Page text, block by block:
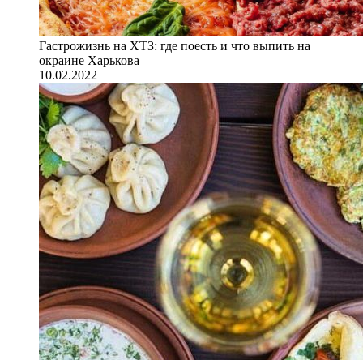
Гастрожизнь на ХТЗ: где поесть и что выпить на
окраине Харькова
10.02.2022